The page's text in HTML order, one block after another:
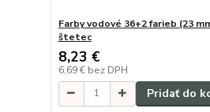
Farby vodové 36+2 farieb (23
štetec
8,23 €
6,69 € bez DPH
Pridať do